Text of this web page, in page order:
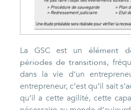
La GSC est un élément
périodes de transitions,
dans la vie d’un
entrepreneur, c’est qu’il sait
qu’il a cette agilité, cette